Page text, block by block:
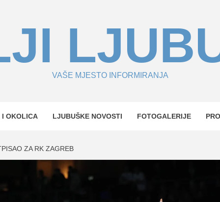
VAŠE MJESTO INFORMIRANJA
I OKOLICA LJUBUŠKE NOVOSTI FOTOGALERIJE
ZA RK ZAGREB